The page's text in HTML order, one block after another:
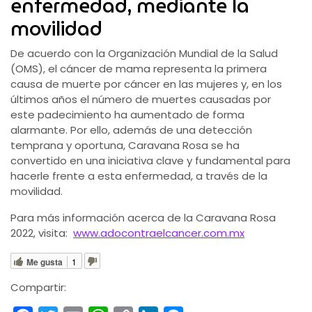
movilidad
De acuerdo con la Organización Mundial de la Salud
(OMS), el cáncer de mama representa la primera
causa de muerte por cáncer en las mujeres y, en los
últimos años el número de muertes causadas por
este padecimiento ha aumentado de forma
alarmante. Por ello, además de una detección
temprana y oportuna, Caravana Rosa se ha
convertido en una iniciativa clave y fundamental para
hacerle frente a esta enfermedad, a través de la
movilidad.
Para más información acerca de la Caravana Rosa
2022, visita: www.adocontraelcancer.com.mx
Me gusta 1
Compartir: